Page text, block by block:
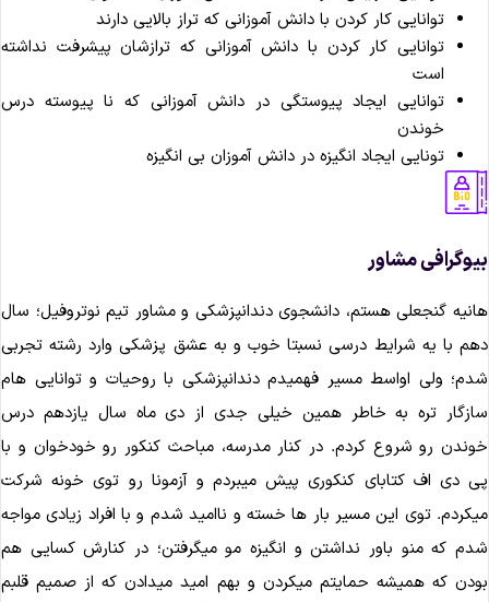
توانایی کار کردن با دانش آموزانی که تراز بالایی دارند
توانایی کار کردن با دانش آموزانی که ترازشان پیشرفت نداشته
است
توانایی ایجاد پیوستگی در دانش آموزانی که نا پیوسته درس
خوندن
تونایی ایجاد انگیزه در دانش آموزان بی انگیزه
مشاور
گنجعلی هستم، دانشجوی دندانپزشکی و مشاور تیم نوتروفیل؛ سال
با یه شرایط درسی نسبتا خوب و به عشق پزشکی وارد رشته تجربی
ولی اواسط مسیر فهمیدم دندانپزشکی با روحیات و توانایی هام
تره به خاطر همین خیلی جدی از دی ماه سال یازدهم درس
رو شروع کردم. در کنار مدرسه، مباحث کنکور رو خودخوان و با
دی اف کتابای کنکوری پیش میبردم و آزمونا رو توی خونه شرکت
توی این مسیر بار ها خسته و ناامید شدم و با افراد زیادی مواجه
که منو باور نداشتن و انگیزه مو میگرفتن؛ در کنارش کسایی هم
که همیشه حمایتم میکردن و بهم امید میدادن که از صمیم قلبم